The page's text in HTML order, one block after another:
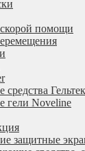
помощи
средства Гельтек
гели Noveline
защитные